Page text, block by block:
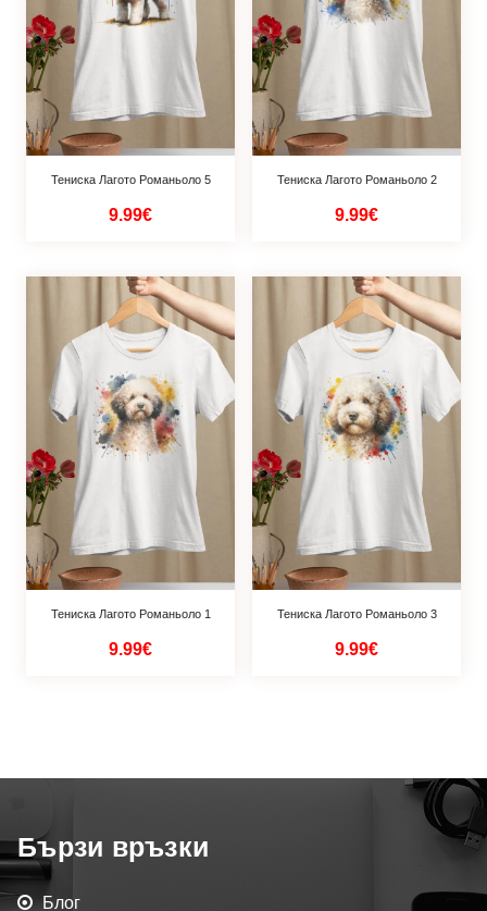
Тениска Лагото Романьоло 5
9.99€
Тениска Лагото Романьоло 2
9.99€
Тениска Лагото Романьоло 1
9.99€
Тениска Лагото Романьоло 3
9.99€
Бързи връзки
Блог